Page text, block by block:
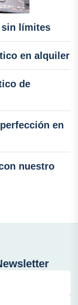
sin límites
en alquiler
de
en
nuestro